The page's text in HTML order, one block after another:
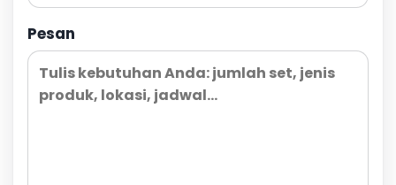
Pesan